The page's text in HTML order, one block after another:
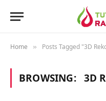
Home » Posts Tagged "3D
BROWSING: 3D